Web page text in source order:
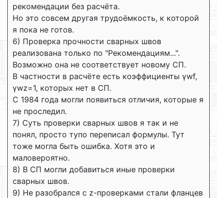
рекомендации без расчёта.
Но это совсем другая трудоёмкость, к которой
я пока не готов.
6) Проверка прочности сварных швов
реализована только по "Рекомендациям...".
Возможно она не соответствует новому СП.
В частности в расчёте есть коэффициенты γwf,
γwz=1, которых нет в СП.
С 1984 года могли появиться отличия, которые я
не проследил.
7) Суть проверки сварных швов я так и не
понял, просто тупо переписал формулы. Тут
тоже могла быть ошибка. Хотя это и
маловероятно.
8) В СП могли добавиться иные проверки
сварных швов.
9) Не разобрался с z-проверками стали фланцев